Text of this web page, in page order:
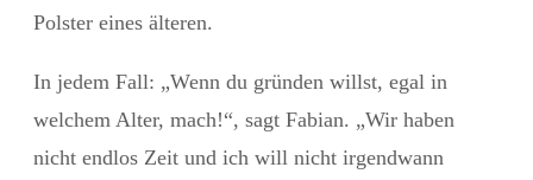
Polster eines älteren.
In jedem Fall: „Wenn du gründen willst, egal in
welchem Alter, mach!“, sagt Fabian. „Wir haben
nicht endlos Zeit und ich will nicht irgendwann